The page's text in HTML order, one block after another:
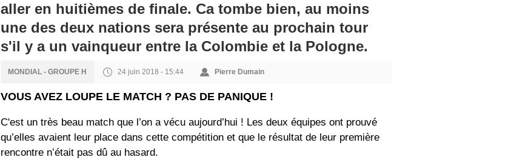
aller en huitièmes de finale. Ca tombe bien, au moins
une des deux nations sera présente au prochain tour
s'il y a un vainqueur entre la Colombie et la Pologne.
MONDIAL - GROUPE H 24 juin 2018 - 15:44 Pierre Dumain
VOUS AVEZ LOUPE LE MATCH ? PAS DE PANIQUE !
C'est un très beau match que l’on a vécu aujourd’hui ! Les deux équipes ont prouvé
qu’elles avaient leur place dans cette compétition et que le résultat de leur première
rencontre n’était pas dû au hasard.